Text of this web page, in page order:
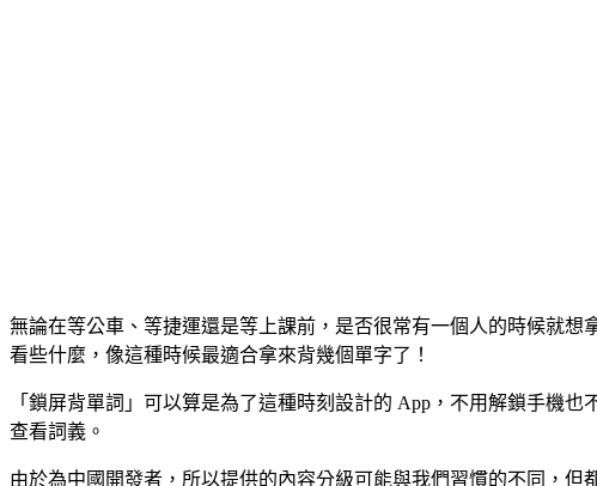
無論在等公車、等捷運還是等上課前，是否很常有一個人的時候就
看些什麼，像這種時候最適合拿來背幾個單字了！
「鎖屏背單詞」可以算是為了這種時刻設計的 App，不用解鎖手機
查看詞義。
由於為中國開發者，所以提供的內容分級可能與我們習慣的不同，